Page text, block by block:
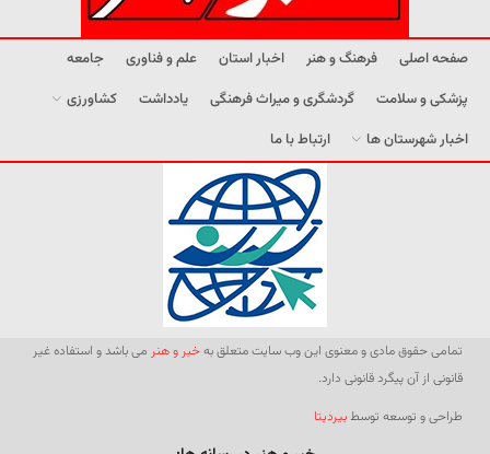
صفحه اصلی فرهنگ و هنر اخبار استان علم و فناوری
جامعه
پزشکی و سلامت
گردشگری و میراث فرهنگی یادداشت
کشاورزی
اخبار شهرستان ها
ارتباط با ما
تمامی حقوق مادی و معنوی این وب سایت متعلق بهخبر و هنر می باشد و استفاده غیر
قانونی از آن پیگرد قانونی دارد.
طراحی و توسعه توسطبیردیتا